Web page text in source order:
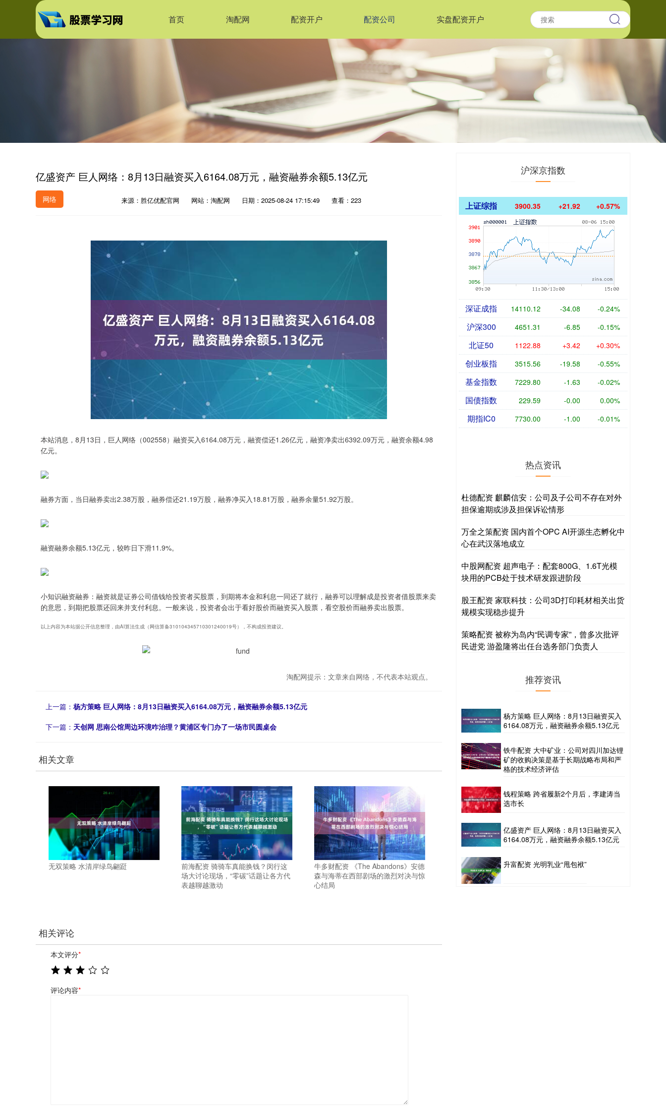
首页 淘配网 配资开户 配资公司 实盘配资开户
亿盛资产 巨人网络：8月13日融资买入6164.08万元，融资融券余额5.13亿元
网络 来源：胜亿优配官网 网站：淘配网 日期：2025-08-24 17:15:49 查看：223
本站消息，8月13日，巨人网络（002558）融资买入6164.08万元，融资偿还1.26亿元，融资净卖出6392.09万元，融资余额4.98
亿元。
融券方面，当日融券卖出2.38万股，融券偿还21.19万股，融券净买入18.81万股，融券余量51.92万股。
融资融券余额5.13亿元，较昨日下滑11.9%。
小知识融资融券：融资就是证券公司借钱给投资者买股票，到期将本金和利息一同还了就行，融券可以理解成是投资者借股票来卖
的意思，到期把股票还回来并支付利息。一般来说，投资者会出于看好股价而融资买入股票，看空股价而融券卖出股票。
以上内容为本站据公开信息整理，由AI算法生成（网信算备310104345710301240019号），不构成投资建议。
淘配网提示：文章来自网络，不代表本站观点。
上一篇： 杨方策略 巨人网络：8月13日融资买入6164.08万元，融资融券余额5.13亿元
下一篇： 天创网 思南公馆周边环境咋治理？黄浦区专门办了一场市民圆桌会
相关文章
无双策略 水清岸绿鸟翩跹
前海配资 骑骑车真能换钱？闵行这
场大讨论现场，“零碳”话题让各方代
表越聊越激动
牛多财配资 《The Abandons》安德
森与海蒂在西部剧场的激烈对决与惊
心结局
相关评论
本文评分*
评论内容*
沪深京指数
上证综指 3900.35 +21.92 +0.57%
深证成指 14110.12 -34.08 -0.24%
沪深300 4651.31 -6.85 -0.15%
北证50 1122.88 +3.42 +0.30%
创业板指 3515.56 -19.58 -0.55%
基金指数 7229.80 -1.63 -0.02%
国债指数 229.59 -0.00 0.00%
期指IC0 7730.00 -1.00 -0.01%
热点资讯
杜德配资 麒麟信安：公司及子公司不存在对外
担保逾期或涉及担保诉讼情形
万全之策配资 国内首个OPC AI开源生态孵化中
心在武汉落地成立
中股网配资 超声电子：配套800G、1.6T光模
块用的PCB处于技术研发跟进阶段
股王配资 家联科技：公司3D打印耗材相关出货
规模实现稳步提升
策略配资 被称为岛内“民调专家”，曾多次批评
民进党 游盈隆将出任台选务部门负责人
推荐资讯
杨方策略 巨人网络：8月13日融资买入
6164.08万元，融资融券余额5.13亿元
铁牛配资 大中矿业：公司对四川加达锂
矿的收购决策是基于长期战略布局和严
格的技术经济评估
钱程策略 跨省履新2个月后，李建涛当
选市长
亿盛资产 巨人网络：8月13日融资买入
6164.08万元，融资融券余额5.13亿元
升富配资 光明乳业“甩包袱”